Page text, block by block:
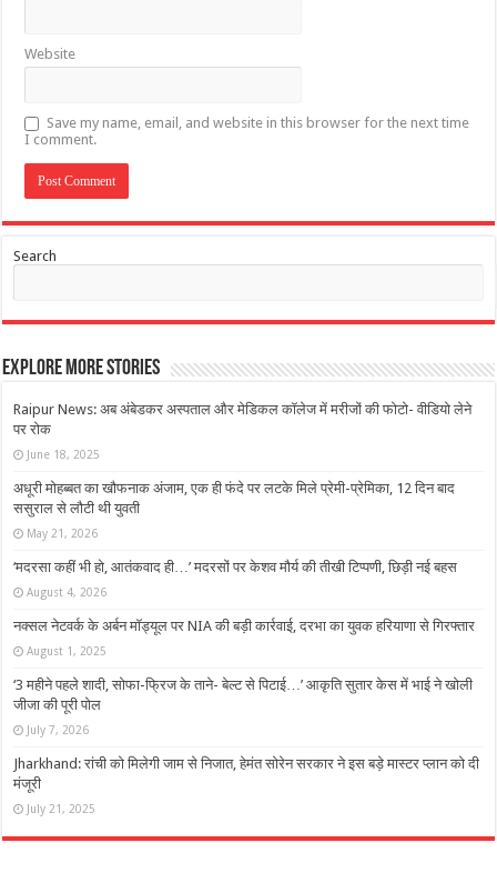
Website
Save my name, email, and website in this browser for the next time
I comment.
Search
Explore More Stories
Raipur News: अब अंबेडकर अस्पताल और मेडिकल कॉलेज में मरीजों की फोटो- वीडियो लेने
पर रोक
June 18, 2025
अधूरी मोहब्बत का खौफनाक अंजाम, एक ही फंदे पर लटके मिले प्रेमी-प्रेमिका, 12 दिन बाद
ससुराल से लौटी थी युवती
May 21, 2026
‘मदरसा कहीं भी हो, आतंकवाद ही…’ मदरसों पर केशव मौर्य की तीखी टिप्पणी, छिड़ी नई बहस
August 4, 2026
नक्सल नेटवर्क के अर्बन मॉड्यूल पर NIA की बड़ी कार्रवाई, दरभा का युवक हरियाणा से गिरफ्तार
August 1, 2025
‘3 महीने पहले शादी, सोफा-फ्रिज के ताने- बेल्ट से पिटाई…’ आकृति सुतार केस में भाई ने खोली
जीजा की पूरी पोल
July 7, 2026
Jharkhand: रांची को मिलेगी जाम से निजात, हेमंत सोरेन सरकार ने इस बड़े मास्टर प्लान को दी
मंजूरी
July 21, 2025